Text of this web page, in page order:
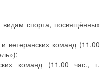
спорта, посвящённых
ветеранских команд (11.00
команд (11.00 час., г.